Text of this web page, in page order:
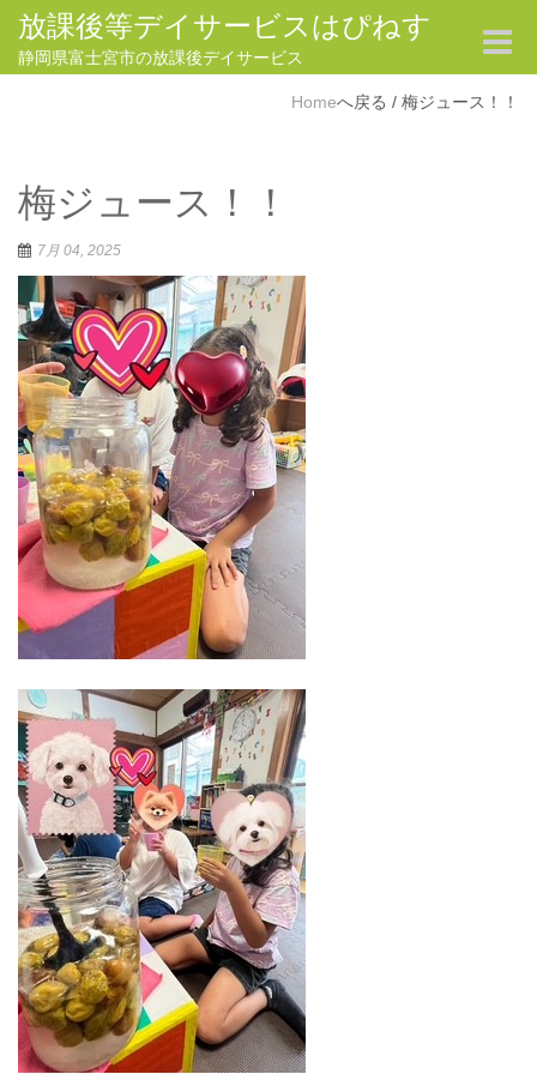
放課後等デイサービスはぴねす
静岡県富士宮市の放課後デイサービス
Toggle
Home / 梅ジュース！！
梅ジュース！！
7月 04, 2025